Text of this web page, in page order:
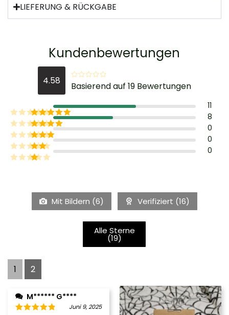
LIEFERUNG & RÜCKGABE
Kundenbewertungen
4.58 Basierend auf 19 Bewertungen
11
8
0
0
0
Mit Bildern (6) Verifiziert (16)
Alle Sterne
(19)
1 2
M****** G****
Juni 9, 2025